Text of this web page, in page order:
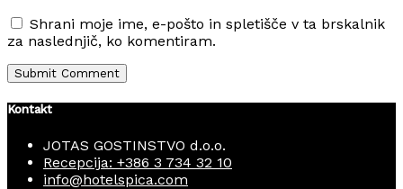
Shrani moje ime, e-pošto in spletišče v ta brskalnik
za naslednjič, ko komentiram.
Kontakt
JOTAS GOSTINSTVO d.o.o.
Recepcija: +386 3 734 32 10
info@hotelspica.com